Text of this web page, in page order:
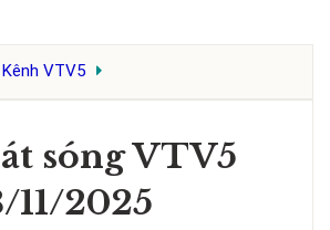
Kênh VTV5
sóng VTV5
11/2025